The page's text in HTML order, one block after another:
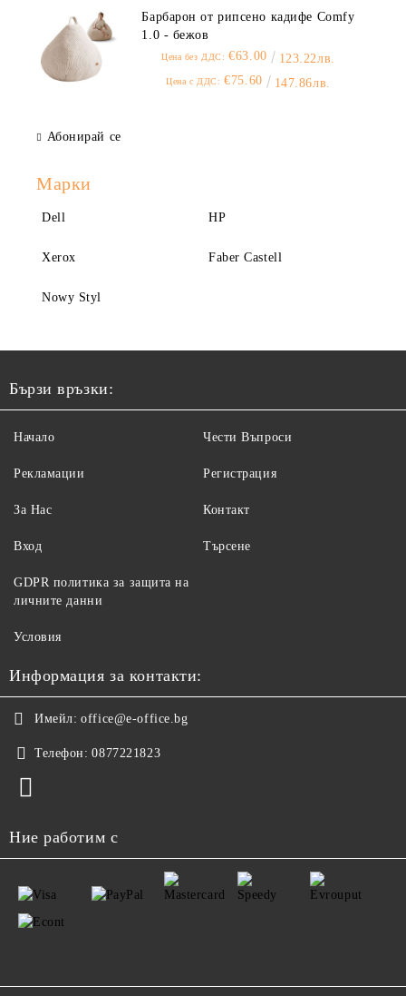
Барбарон от рипсено кадифе Comfy
1.0 - бежов
Цена без ДДС: €63.00 123.22лв.
Цена с ДДС: €75.60 147.86лв.
Абонирай се
Марки
Dell HP
Xerox Faber Castell
Nowy Styl
Бързи връзки:
Начало
Рекламации
За Нас
Вход
Чести Въпроси
Регистрация
Контакт
Търсене
GDPR политика за защита на
личните данни
Условия
Информация за контакти:
Имейл: office@e-office.bg
Телефон: 0877221823
Ние работим с